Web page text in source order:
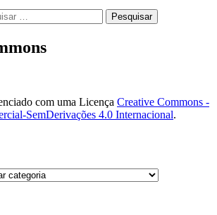
com uma Licença Creative Commons -
SemDerivações 4.0 Internacional.